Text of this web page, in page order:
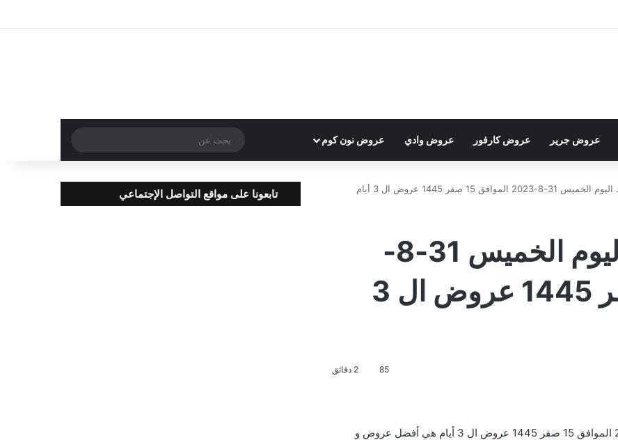
عروض جرير عروض كارفور عروض وادي عروض نون كوم
عن
15 صفر 1445 عروض ال 3 أيام
عروض العثيم الويكند اليوم الخميس 31-8-
2023 الموافق 15 صفر 1445 عروض ال 3
85
تخفيضات و عروض العثيم الويكند اليوم الخميس 31-8-2023 الموافق 15 صفر 1445 عروض ال 3 أيام هي أفضل عروض و
تابعونا على مواقع التواصل الإجتماعي